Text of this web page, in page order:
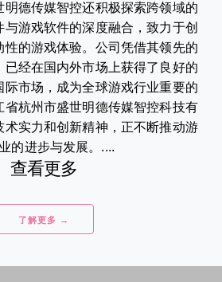
明德传媒智控还积极探索跨领域的
游戏软件的深度融合，致力于创
性的游戏体验。公司凭借其领先的
已经在国内外市场上获得了良好的
际市场，成为全球游戏行业重要的
省杭州市盛世明德传媒智控科技有
术实力和创新精神，正不断推动游
的进步与发展。....
查看更多
了解更多 →